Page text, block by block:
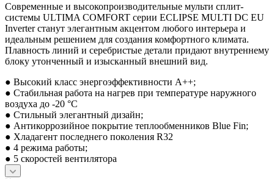
Современные и высокопроизводительные мульти сплит-
системы ULTIMA COMFORT серии ECLIPSE MULTI DC EU
Inverter станут элегантным акцентом любого интерьера и
идеальным решением для создания комфортного климата.
Плавность линий и серебристые детали придают внутреннему
блоку утонченный и изысканный внешний вид.
● Высокий класс энергоэффективности A++;
● Стабильная работа на нагрев при температуре наружного
воздуха до -20 °C
● Стильный элегантный дизайн;
● Антикоррозийное покрытие теплообменников Blue Fin;
● Хладагент последнего поколения R32
● 4 режима работы;
● 5 скоростей вентилятора